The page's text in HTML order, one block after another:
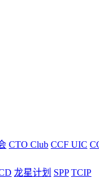
CTO Club CCF UIC
龙星计划 SPP TCIP